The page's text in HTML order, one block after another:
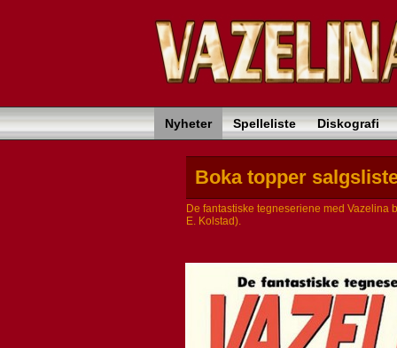
Nyheter Spelleliste Diskografi
Boka topper
De fantastiske tegneseriene med
E. Kolstad).